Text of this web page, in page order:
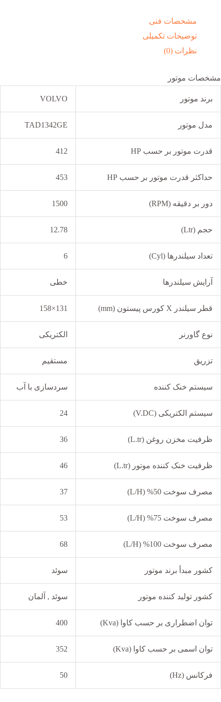
مشخصات فنی
توضیحات تکمیلی
نظرات (0)
مشخصات موتور
برند موتور VOLVO
مدل موتور TAD1342GE
قدرت موتور بر حسب HP 412
حداکثر قدرت موتور بر حسب HP 453
دور بر دقیقه (RPM) 1500
حجم (Ltr) 12.78
تعداد سیلندرها (Cyl) 6
آرایش سیلندرها خطی
قطر سیلندر X کورس پیستون (mm) 131×158
نوع گاورنر الکتریکی
تزریق مستقیم
سیستم خنک کننده سردسازی با آب
سیستم الکتریکی (V.DC) 24
ظرفیت مخزن روغن (L.tr) 36
ظرفیت خنک کننده موتور (L.tr) 46
مصرف سوخت 50% (L/H) 37
مصرف سوخت 75% (L/H) 53
مصرف سوخت 100% (L/H) 68
کشور مبدأ برند موتور سوئد
کشور تولید کننده موتور سوئد , آلمان
توان اضطراری بر حسب کاوا (Kva) 400
توان اسمی بر حسب کاوا (Kva) 352
فرکانس (Hz) 50